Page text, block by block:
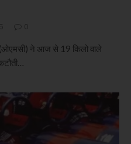
0
ने आज से 19 किलो वाले